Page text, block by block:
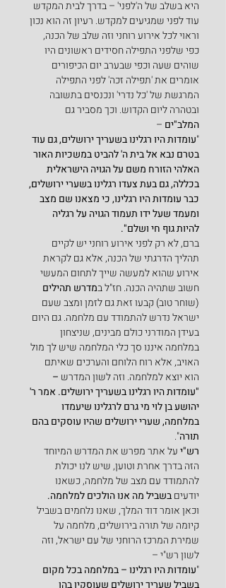
היא בשלב של ה'לפני' – בדרך לבית המקדש
עוד לפני שמגיעים למקדש. רעיון זה הוא נכון
וראוי לכל אירוע רוחני וזה שלב של הכנה,
כפי שלפני התפילה חסידים ראשונים היו
שוהים שעה וכפי שבערב יום הכיפורים
אומרים את 'תפילה זכה' לפני התפילה
המרגשת של 'כל נדרי' ונכנסים בתשובה
ובטהרה ליום הקדוש. וכך מסביר גם
המלב"ים –
"עומדות היו רגלינו בשעריך ירושלים, גם עוד
בטרם נבא אל בית ה' להביט במשכיות האור
האלהי הזורח משם על הגויה הישראלית
בכללה, גם בעת צעדו רגלינו בשערי ירושלים,
כבר עומדות היו רגלינו, כי מצאנו שם מצב
ומעמד שעל ידו תעמוד הגויה על רגליה
להיות גוף חי ושלם".
ברם, לא רק לפני אירוע רוחני יש לקיים
תהליך הדרגתי של הכנה, אלא גם לקראת
אירוע שהוא למעשה שייך לתחום המעשי
חשוב שתהיה הכנה. חז"ל במדרש תהילים
(שוחר טוב) קבעו זאת גם לזמן ומצב שעם
ישראל נדרש להתמודד עם מלחמה. גם היום
בעידן המודרני כולם מבינים, שניצחון
במלחמה איננו סך כלי המלחמה שיש לך מול
האויב, אלא רוח הלוחם והערכים שאיתם
הוא יוצא למלחמה. וזה לשון המדרש –
"עומדות היו רגלינו בשעריך ירושלים. אמר ר'
יהושע בן לוי מי גרם לרגלינו שיעמדו
במלחמה, שערי ירושלים שהיו עוסקים בהם
תורה".
רש"י על אתר מפרש את המדרש המיוחד
הזה בדרך אחרת וטוען, שיש לנו יכולת
להתמודד עם מצב של מלחמה, כשאנו
יודעים בשביל מה אנו הולכים למלחמה.
וכאן אומר דוד המלך, שאנו נלחמים בשביל
קיומה של תורה בירושלים, מלחמה על
שמירת המרכז הרוחני של עם ישראל, וזה
לשון רש"י –
"עומדות היו רגלינו – במלחמה בכל מקום
בשביל שעריך ירושלים שעוסקין בהן